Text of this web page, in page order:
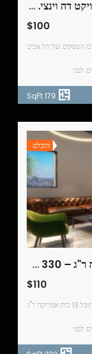
משרד להשכרה בפריים לוקיישן ! פרויקט דה וינצי. 179 מ"ר
$100
העסקים של תל אביב
179 SqFt
הובלט
משרד להשכרה תובל 13 בית אמריקה ר"ג – 330 מ"ר
$110
13 בית אמריקה ר"ג